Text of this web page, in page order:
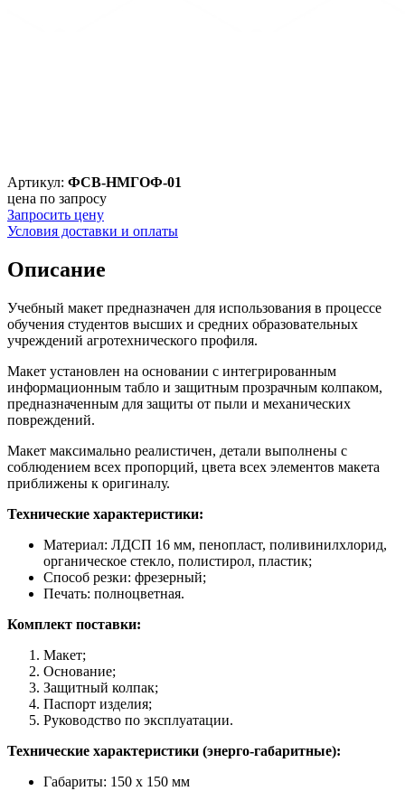
Артикул: ФСВ-НМГОФ-01
цена по запросу
Запросить цену
Условия доставки и оплаты
Описание
Учебный макет предназначен для использования в процессе
обучения студентов высших и средних образовательных
учреждений агротехнического профиля.
Макет установлен на основании с интегрированным
информационным табло и защитным прозрачным колпаком,
предназначенным для защиты от пыли и механических
повреждений.
Макет максимально реалистичен, детали выполнены с
соблюдением всех пропорций, цвета всех элементов макета
приближены к оригиналу.
Технические характеристики:
Материал: ЛДСП 16 мм, пенопласт, поливинилхлорид,
органическое стекло, полистирол, пластик;
Способ резки: фрезерный;
Печать: полноцветная.
Комплект поставки:
Макет;
Основание;
Защитный колпак;
Паспорт изделия;
Руководство по эксплуатации.
Технические характеристики (энерго-габаритные):
Габариты: 150 х 150 мм